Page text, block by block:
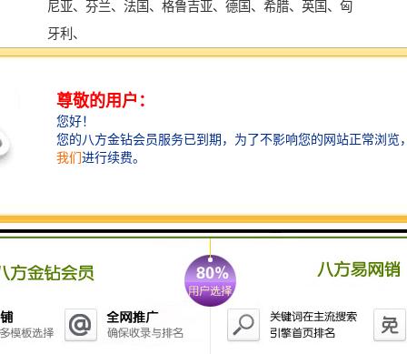
尼亚、芬兰、法国、格鲁吉亚、德国、希腊、英国、匈
牙利、